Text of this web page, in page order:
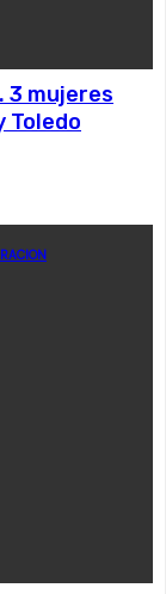
3 mujeres
Toledo